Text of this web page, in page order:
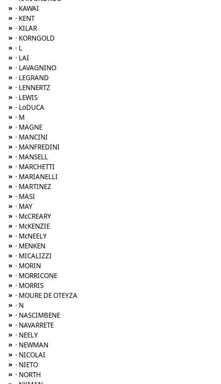
» · KAWAI
» · KENT
» · KILAR
» · KORNGOLD
» · L
» · LAI
» · LAVAGNINO
» · LEGRAND
» · LENNERTZ
» · LEWIS
» · LoDUCA
» · M
» · MAGNE
» · MANCINI
» · MANFREDINI
» · MANSELL
» · MARCHETTI
» · MARIANELLI
» · MARTINEZ
» · MASI
» · MAY
» · McCREARY
» · McKENZIE
» · McNEELY
» · MENKEN
» · MICALIZZI
» · MORIN
» · MORRICONE
» · MORRIS
» · MOURE DE OTEYZA
» · N
» · NASCIMBENE
» · NAVARRETE
» · NEELY
» · NEWMAN
» · NICOLAI
» · NIETO
» · NORTH